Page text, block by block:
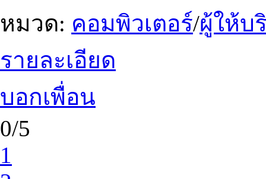
หมวด: คอมพิวเตอร์/ผู้ให้บ
รายละเอียด
บอกเพื่อน
0/5
1